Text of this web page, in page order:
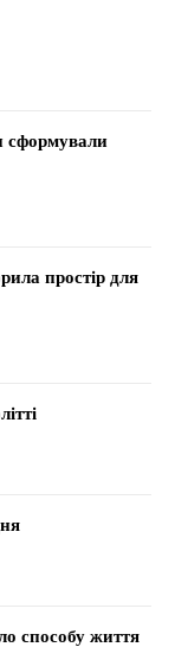
сформували
простір для
способу життя